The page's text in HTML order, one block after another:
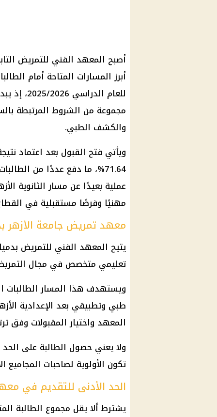
أصبح المعهد الفني للتمريض
أبرز المسارات المتاحة أمام
مجموعة من الشروط المرتبطة بالسن
والكشف الطبي.
ويأتي فتح القبول بعد اعتماد
71.64%، ما دفع عددًا من
عملية بعيدًا عن مسار الثانوية
مهنيًا وفرصًا مستقبلية في
معهد تمريض جامعة الأزهر
يتيح المعهد الفني للتمريض
تعليمي متخصص في مجال
ويستهدف هذا المسار
طبي وتطبيقي بعد الإعدادية
المعهد واختيار المقبولات وفق
ولا يعني حصول الطالبة على
تكون الأولوية لصاحبات
الحد الأدنى للتقديم في